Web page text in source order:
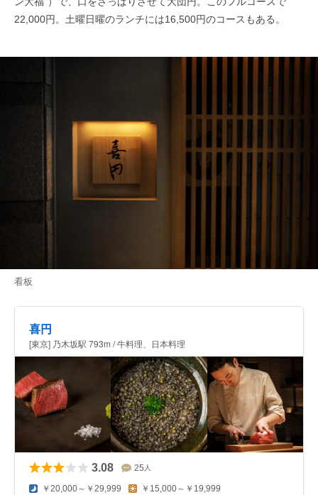
22,000円。土曜日曜のランチには16,500円のコースもある。
看板
喜円
[東京] 乃木坂駅 793m / 牛料理、日本料理
3.08 25 人
￥20,000～￥29,999 ￥15,000～￥19,999